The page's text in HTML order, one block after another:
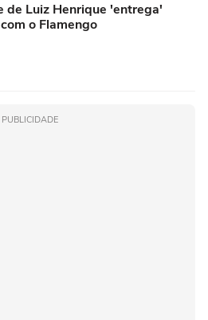
de Luiz Henrique 'entrega'
o Flamengo
PUBLICIDADE